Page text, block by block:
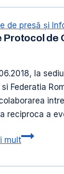
a
reluat
Consiliului
Consultativ
pe
Probleme
Tineret
de presă şi
Protocol de
la
si Federatia
reciproca a
multSemnare